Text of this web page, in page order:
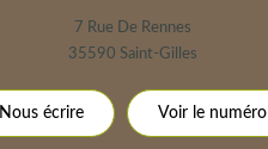
7 Rue De Rennes
35590 Saint-Gilles
Nous écrire Voir le numéro